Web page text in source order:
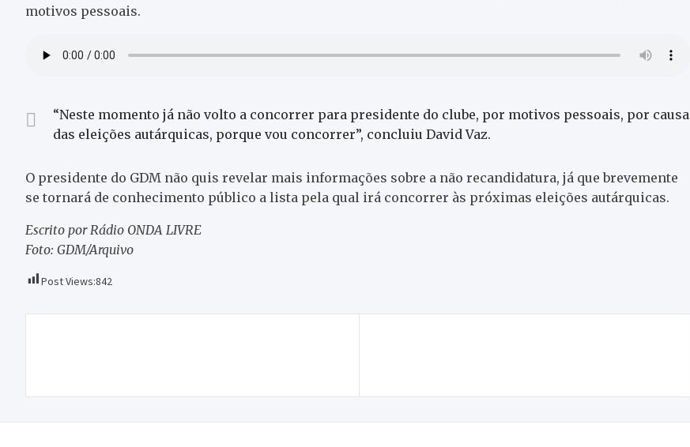
motivos pessoais.
“Neste momento já não volto a concorrer para presidente do clube, por motivos pessoais, por causa
das eleições autárquicas, porque vou concorrer”, concluiu David Vaz.
O presidente do GDM não quis revelar mais informações sobre a não recandidatura, já que brevemente
se tornará de conhecimento público a lista pela qual irá concorrer às próximas eleições autárquicas.
Escrito por Rádio ONDA LIVRE
Foto: GDM/Arquivo
Post Views:842
artigos